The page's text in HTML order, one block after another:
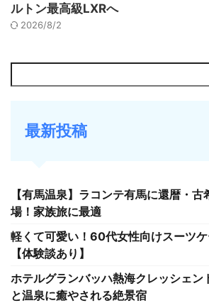
ルトン最高級LXRへ
2026/8/2
最新投稿
【有馬温泉】ラコンテ有馬に還暦・
場！家族旅に最適
軽くて可愛い！60代女性向けスーツ
【体験談あり】
ホテルグランバッハ熱海クレッシェン
と温泉に癒やされる絶景宿